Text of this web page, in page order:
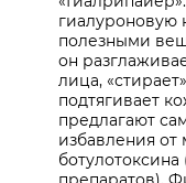
гиалуроновую
полезными
он
лица,
подтягивает
предлагают
избавления